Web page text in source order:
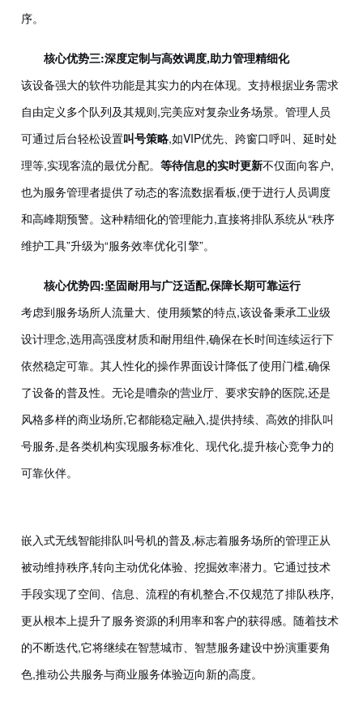
序。
核心优势三:深度定制与高效调度,助力管理精细化
该设备强大的软件功能是其实力的内在体现。支持根据业务需求
自由定义多个队列及其规则,完美应对复杂业务场景。管理人员
可通过后台轻松设置叫号策略,如VIP优先、跨窗口呼叫、延时处
理等,实现客流的最优分配。等待信息的实时更新不仅面向客户,
也为服务管理者提供了动态的客流数据看板,便于进行人员调度
和高峰期预警。这种精细化的管理能力,直接将排队系统从“秩序
维护工具”升级为“服务效率优化引擎”。
核心优势四:坚固耐用与广泛适配,保障长期可靠运行
考虑到服务场所人流量大、使用频繁的特点,该设备秉承工业级
设计理念,选用高强度材质和耐用组件,确保在长时间连续运行下
依然稳定可靠。其人性化的操作界面设计降低了使用门槛,确保
了设备的普及性。无论是嘈杂的营业厅、要求安静的医院,还是
风格多样的商业场所,它都能稳定融入,提供持续、高效的排队叫
号服务,是各类机构实现服务标准化、现代化,提升核心竞争力的
可靠伙伴。
嵌入式无线智能排队叫号机的普及,标志着服务场所的管理正从
被动维持秩序,转向主动优化体验、挖掘效率潜力。它通过技术
手段实现了空间、信息、流程的有机整合,不仅规范了排队秩序,
更从根本上提升了服务资源的利用率和客户的获得感。随着技术
的不断迭代,它将继续在智慧城市、智慧服务建设中扮演重要角
色,推动公共服务与商业服务体验迈向新的高度。